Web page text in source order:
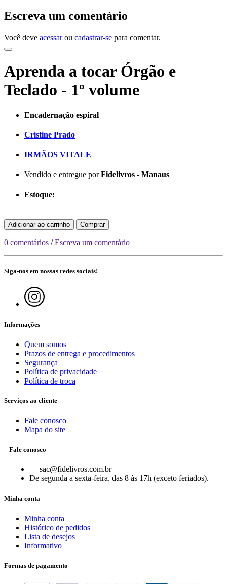
Escreva um comentário
Você deve acessarou cadastrar-se para comentar.
Aprenda a tocar Órgão e
Teclado - 1º volume
Encadernação espiral
Cristine Prado
IRMÃOS VITALE
Vendido e entregue porFidelivros - Manaus
Estoque:
Adicionar ao carrinho Comprar
0 comentários /Escreva um comentário
Siga-nos em nossas redes sociais!
Informações
Quem somos
Prazos de entrega e procedimentos
Segurança
Política de privacidade
Política de troca
Serviços ao cliente
Fale conosco
Mapa do site
Fale conosco
sac@fidelivros.com.br
De segunda a sexta-feira, das 8 às 17h (exceto feriados).
Minha conta
Minha conta
Histórico de pedidos
Lista de desejos
Informativo
Formas de pagamento